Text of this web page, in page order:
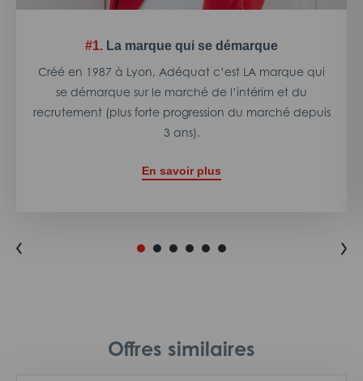
#1. La marque qui se démarque
Créé en 1987 à Lyon, Adéquat c’est LA marque qui
se démarque sur le marché de l’intérim et du
recrutement (plus forte progression du marché depuis
3 ans).
En savoir plus
Offres similaires